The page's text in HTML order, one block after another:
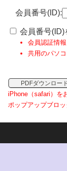
会員番号(ID):
会員番号(ID)
会員認証情
共用のパソ
PDFダウンロー
iPhone（safari）を
ポップアップブロッ